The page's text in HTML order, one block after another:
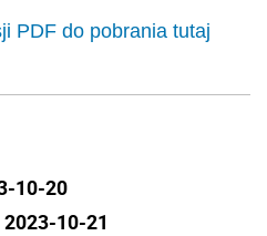
PDF do pobrania tutaj
10-20
2023-10-21